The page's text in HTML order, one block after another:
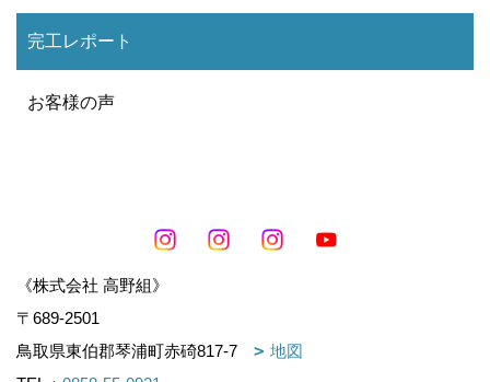
完工レポート
お客様の声
《株式会社 高野組》
〒689-2501
鳥取県東伯郡琴浦町赤碕817-7
地図